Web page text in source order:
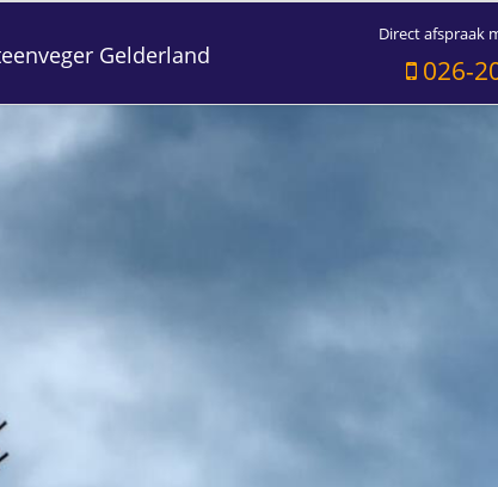
Gelderland
Direct afspraak
026-